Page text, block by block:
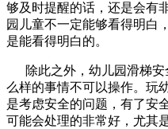
够及时提醒的话，还是会有
园儿童不一定能够看得明白
是能看得明白的。
除此之外，幼儿园滑梯安
么样的事情不可以操作。玩
是考虑安全的问题，有了安
可能会处理的非常好，尤其